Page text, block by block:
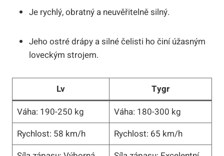
Je rychlý, obratný a neuvěřitelně silný.
Jeho ostré drápy a silné čelisti ho činí úžasným
loveckým strojem.
Lv
Tygr
Váha: 190-250 kg
Váha: 180-300 kg
Rychlost: 58 km/h
Rychlost: 65 km/h